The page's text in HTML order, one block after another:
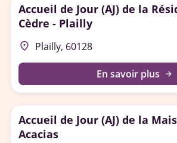
Accueil de Jour (AJ) de la
Cèdre - Plailly
place Plailly, 60128
En savoir plus arrow_forward
Accueil de Jour (AJ) de la
Acacias